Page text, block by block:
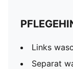
Links
Separat